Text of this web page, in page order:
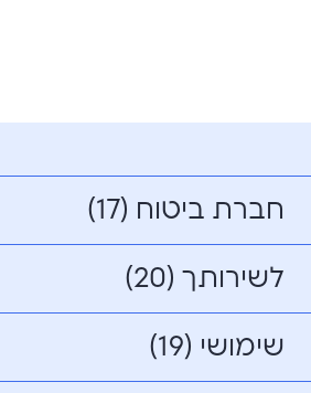
חברת ביטוח (17)
לשירותך (20)
שימושי (19)